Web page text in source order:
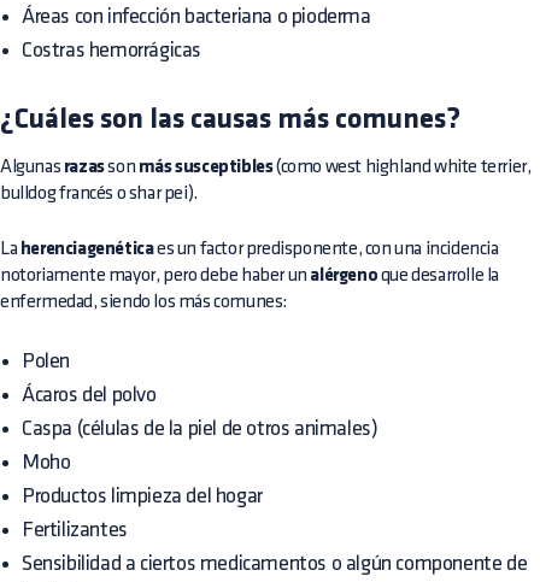
Áreas con infección bacteriana o pioderma
Costras hemorrágicas
¿Cuáles son las causas más comunes?
Algunas razasson más susceptibles(como west highland white terrier,
bulldog francés o shar pei).
La herenciagenéticaes un factor predisponente, con una incidencia
notoriamente mayor, pero debe haber un alérgeno que desarrolle la
enfermedad, siendo los más comunes:
Polen
Ácaros del polvo
Caspa (células de la piel de otros animales)
Moho
Productos limpieza del hogar
Fertilizantes
Sensibilidad a ciertos medicamentos o algún componente de